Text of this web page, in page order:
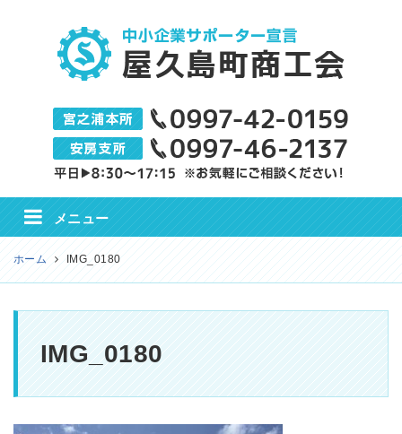
メニュー
ホーム IMG_0180
IMG_0180